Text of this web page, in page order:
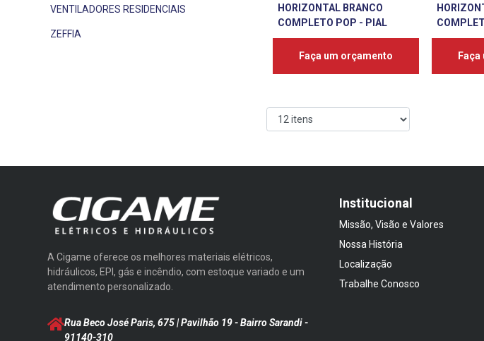
VENTILADORES RESIDENCIAIS
ZEFFIA
HORIZONTAL BRANCO
COMPLETO POP - PIAL
Faça um orçamento
A Cigame oferece os melhores materiais elétricos,
hidráulicos, EPI, gás e incêndio, com estoque variado e um
atendimento personalizado.
Rua Beco José Paris, 675 | Pavilhão 19 - Bairro Sarandi-
91140-310
Institucional
Missão, Visão e Valores
Nossa História
Localização
Trabalhe Conosco